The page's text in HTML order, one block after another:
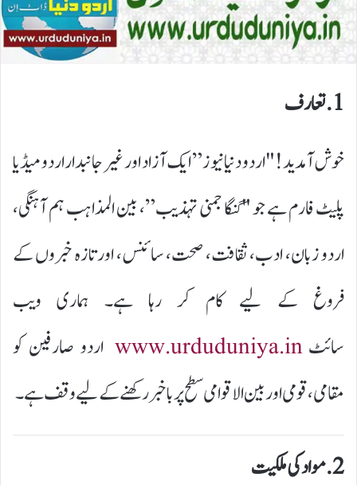
1. تعارف
خوش آمدید! "اردو دنیا نیوز” ایک آزاد اور غیر جانبدار اردو میڈیا
پلیٹ فارم ہے جو "گنگا جمنی تہذیب”، بین المذاہب ہم آہنگی،
اردو زبان، ادب، ثقافت، صحت، سائنس، اور تازہ خبروں کے
فروغ کے لیے کام کر رہا ہے۔ ہماری ویب
سائٹwww.urduduniya.in اردو صارفین کو
مقامی، قومی اور بین الاقوامی سطح پر باخبر رکھنے کے لیے وقف ہے۔
2. مواد کی ملکیت